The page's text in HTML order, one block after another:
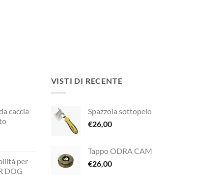
caccia
per
DOG
VISTI DI RECENTE
Spazzola sottopelo
€26,00
Tappo ODRA CAM
€26,00